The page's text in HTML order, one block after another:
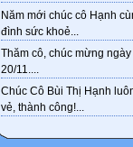
Năm mới chúc cô Hạnh
đình sức khoẻ...
Thăm cô, chúc mừng ngày
20/11....
Chúc Cô Bùi Thị Hạnh
vẻ, thành công!...